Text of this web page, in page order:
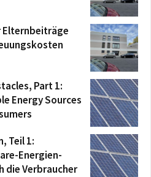
Elternbeiträge
Part 1:
Energy Sources
Teil 1:
Energien-
die Verbraucher